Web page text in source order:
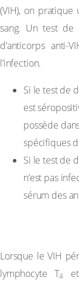
(VIH), on
sang. Un test de
d’anticorps anti-
l’infection.
Si le test de
est
possède
spécifiques
Si le test de
n’est pas
sérum des
Lorsque le VIH
lymphocyte T4